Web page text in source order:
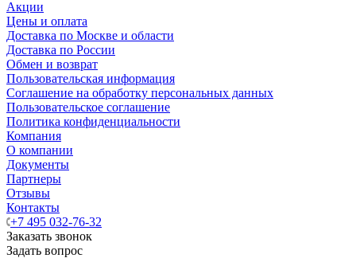
Акции
Цены и оплата
Доставка по Москве и области
Доставка по России
Обмен и возврат
Пользовательская информация
Соглашение на обработку персональных данных
Пользовательское соглашение
Политика конфиденциальности
Компания
О компании
Документы
Партнеры
Отзывы
Контакты
+7 495 032-76-32
Заказать звонок
Задать вопрос